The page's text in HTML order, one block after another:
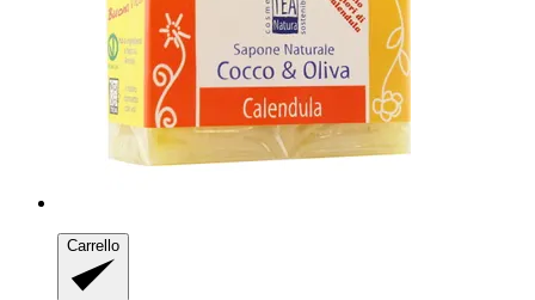
Carrello